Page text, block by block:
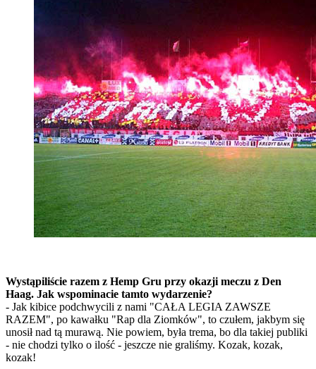
Wystąpiliście razem z Hemp Gru przy okazji meczu z Den
Haag. Jak wspominacie tamto wydarzenie?
- Jak kibice podchwycili z nami "CAŁA LEGIA ZAWSZE
RAZEM", po kawałku "Rap dla Ziomków", to czułem, jakbym się
unosił nad tą murawą. Nie powiem, była trema, bo dla takiej publiki
- nie chodzi tylko o ilość - jeszcze nie graliśmy. Kozak, kozak,
kozak!